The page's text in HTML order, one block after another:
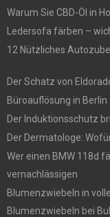
Warum Sie CBD-Öl in
Ledersofa färben –
12 Nützliches
Der Schatz von
Büroauflösung in Berlin
Der Induktionsschutz
Der Dermatologe:
Wer einen BMW 118d
vernachlässigen
Blumenzwiebeln in
Blumenzwiebeln bei